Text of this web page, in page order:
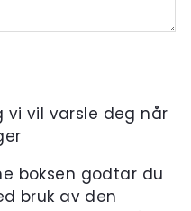
vi vil varsle deg når
boksen godtar du
bruk av den